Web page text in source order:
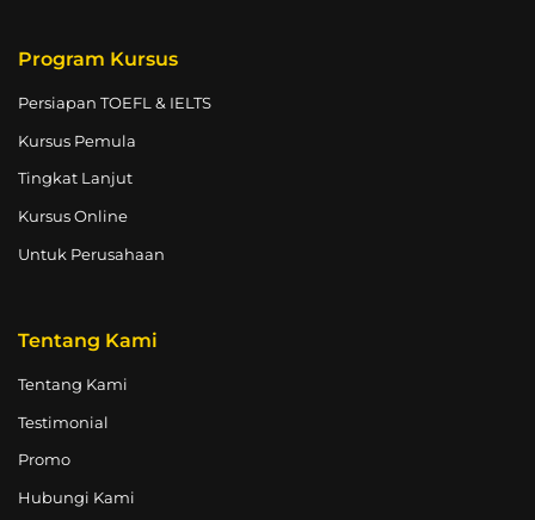
Program Kursus
Persiapan TOEFL & IELTS
Kursus Pemula
Tingkat Lanjut
Kursus Online
Untuk Perusahaan
Tentang Kami
Tentang Kami
Testimonial
Promo
Hubungi Kami